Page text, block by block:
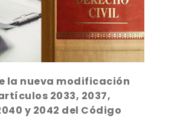
la nueva modificación
2033, 2037,
y 2042 del Código